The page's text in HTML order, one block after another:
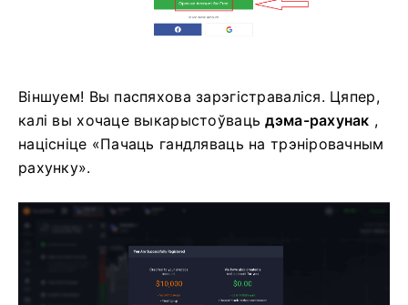
Віншуем! Вы паспяхова зарэгістраваліся. Цяпер,
калі вы хочаце выкарыстоўвацьдэма-рахунак ,
націсніце «Пачаць гандляваць на трэніровачным
рахунку».